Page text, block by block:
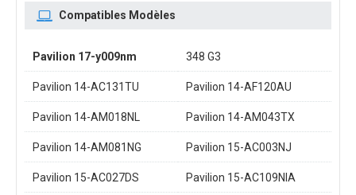
Compatibles Modèles
Pavilion 17-y009nm 348 G3
Pavilion 14-AC131TU Pavilion 14-AF120AU
Pavilion 14-AM018NL Pavilion 14-AM043TX
Pavilion 14-AM081NG Pavilion 15-AC003NJ
Pavilion 15-AC027DS Pavilion 15-AC109NIA